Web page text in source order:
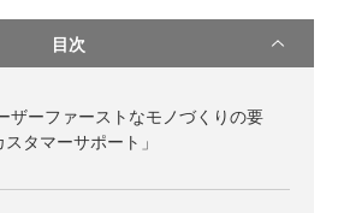
目次
ザーファーストなモノづくりの要
スタマーサポート」